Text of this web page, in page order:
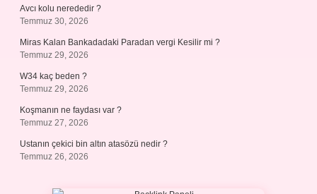
Avcı kolu nerededir ?
Temmuz 30, 2026
Miras Kalan Bankadadaki Paradan vergi Kesilir mi ?
Temmuz 29, 2026
W34 kaç beden ?
Temmuz 29, 2026
Koşmanın ne faydası var ?
Temmuz 27, 2026
Ustanın çekici bin altın atasözü nedir ?
Temmuz 26, 2026